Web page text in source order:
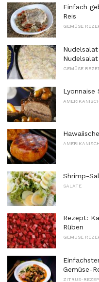
Einfach
Reis
GEMÜSE
Nudelsalat
GEMÜSE
Lyonnaise
Shrimp-
SALATE
Rezept:
Rüben
GEMÜSE
Gemüse-
ZITRUS-